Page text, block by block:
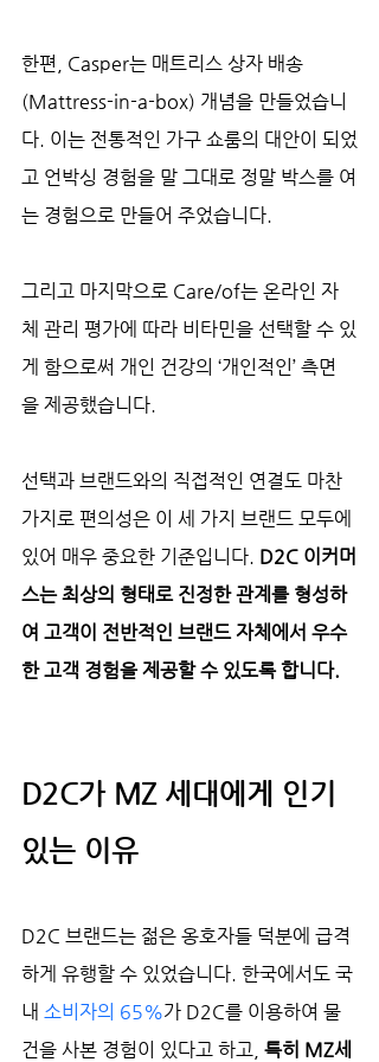
한편, Casper는 매트리스 상자 배송
(Mattress-in-a-box) 개념을 만들었습니
다. 이는 전통적인 가구 쇼룸의 대안이 되었
고 언박싱 경험을 말 그대로 정말 박스를 여
는 경험으로 만들어 주었습니다.
그리고 마지막으로 Care/of는 온라인 자
체 관리 평가에 따라 비타민을 선택할 수 있
게 함으로써 개인 건강의 ‘개인적인’ 측면
을 제공했습니다.
선택과 브랜드와의 직접적인 연결도 마찬
가지로 편의성은 이 세 가지 브랜드 모두에
있어 매우 중요한 기준입니다. D2C 이커머
스는 최상의 형태로 진정한 관계를 형성하
여 고객이 전반적인 브랜드 자체에서 우수
한 고객 경험을 제공할 수 있도록 합니다.
D2C가 MZ 세대에게 인기
있는 이유
D2C 브랜드는 젊은 옹호자들 덕분에 급격
하게 유행할 수 있었습니다. 한국에서도 국
내 소비자의 65%가 D2C를 이용하여 물
건을 사본 경험이 있다고 하고, 특히 MZ세